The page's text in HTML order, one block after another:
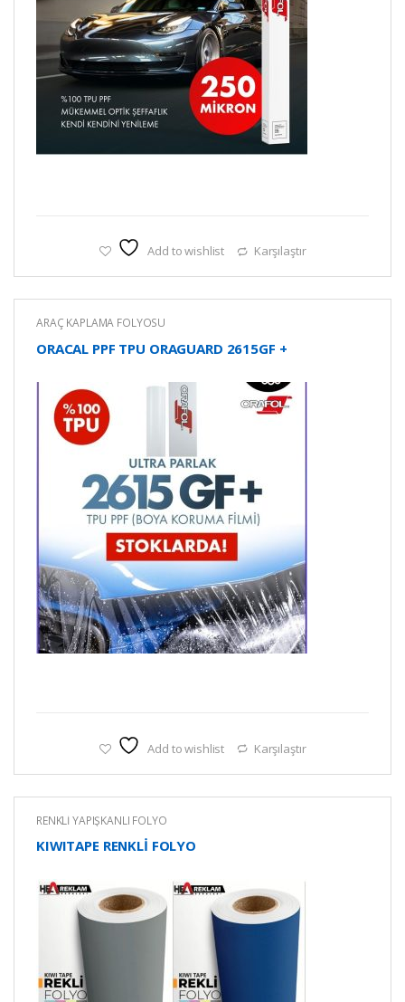
Add to wishlist Karşılaştır
ARAÇ KAPLAMA FOLYOSU
ORACAL PPF TPU ORAGUARD 2615GF +
Add to wishlist Karşılaştır
RENKLİ YAPIŞKANLI FOLYO
KIWITAPE RENKLİ FOLYO